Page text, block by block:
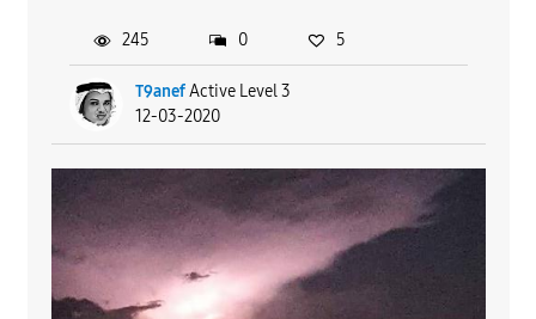
T9anef Active Level 3
12-03-2020
245 0 5